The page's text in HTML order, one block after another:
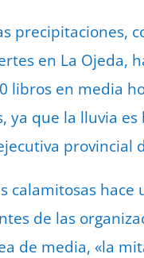
precipitaciones,
en La Ojeda,
libros en media
ya que la lluvia es
provincial
calamitosas hace
de las
de media, «la